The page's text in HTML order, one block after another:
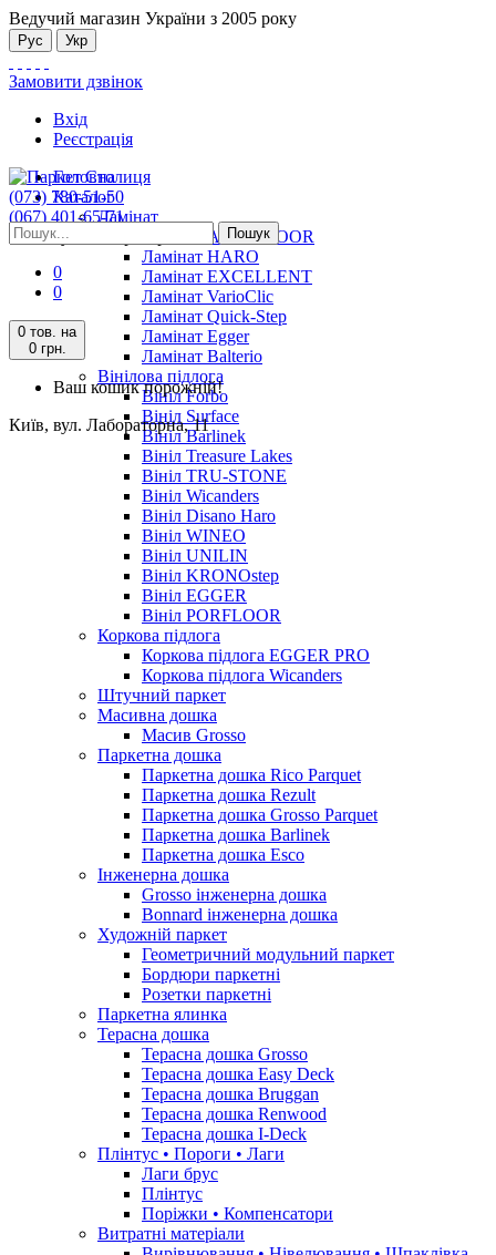
Ведучий магазин України з 2005 року
Рус Укр
Замовити дзвінок
Вхід
Реєстрація
(073) 780-51-50
(067) 401-65-71
Київ, вул. Лабораторна, 11
Пошук
0
0
0 тов. на
0 грн.
Ваш кошик порожній!
Київ, вул. Лабораторна, 11
Головна
Каталог
Ламінат
Ламінат ALSAFLOOR
Ламінат HARO
Ламінат EXCELLENT
Ламінат VarioClic
Ламінат Quick-Step
Ламінат Egger
Ламінат Balterio
Вінілова підлога
Вініл Forbo
Вініл Surface
Вініл Barlinek
Вініл Treasure Lakes
Вініл TRU-STONE
Вініл Wicanders
Вініл Disano Haro
Вініл WINEO
Вініл UNILIN
Вініл KRONOstep
Вініл EGGER
Вініл PORFLOOR
Коркова підлога
Коркова підлога EGGER PRO
Коркова підлога Wicanders
Штучний паркет
Масивна дошка
Масив Grosso
Паркетна дошка
Паркетна дошка Rico Parquet
Паркетна дошка Rezult
Паркетна дошка Grosso Parquet
Паркетна дошка Barlinek
Паркетна дошка Esco
Інженерна дошка
Grosso інженерна дошка
Bonnard інженерна дошка
Художній паркет
Геометричний модульний паркет
Бордюри паркетні
Розетки паркетні
Паркетна ялинка
Терасна дошка
Терасна дошка Grosso
Терасна дошка Easy Deck
Терасна дошка Bruggan
Терасна дошка Renwood
Терасна дошка I-Deck
Плінтус • Пороги • Лаги
Лаги брус
Плінтус
Поріжки • Компенсатори
Витратні матеріали